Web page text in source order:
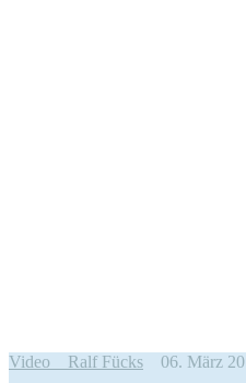
Video Ralf Fücks 06. März